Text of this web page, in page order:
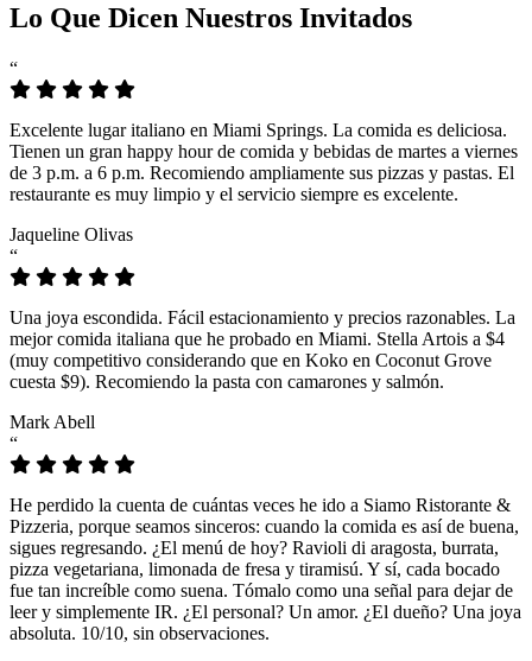
Lo Que Dicen Nuestros Invitados
“
Excelente lugar italiano en Miami Springs. La comida es deliciosa.
Tienen un gran happy hour de comida y bebidas de martes a viernes
de 3 p.m. a 6 p.m. Recomiendo ampliamente sus pizzas y pastas. El
restaurante es muy limpio y el servicio siempre es excelente.
Jaqueline Olivas
“
Una joya escondida. Fácil estacionamiento y precios razonables. La
mejor comida italiana que he probado en Miami. Stella Artois a $4
(muy competitivo considerando que en Koko en Coconut Grove
cuesta $9). Recomiendo la pasta con camarones y salmón.
Mark Abell
“
He perdido la cuenta de cuántas veces he ido a Siamo Ristorante &
Pizzeria, porque seamos sinceros: cuando la comida es así de buena,
sigues regresando. ¿El menú de hoy? Ravioli di aragosta, burrata,
pizza vegetariana, limonada de fresa y tiramisú. Y sí, cada bocado
fue tan increíble como suena. Tómalo como una señal para dejar de
leer y simplemente IR. ¿El personal? Un amor. ¿El dueño? Una joya
absoluta. 10/10, sin observaciones.